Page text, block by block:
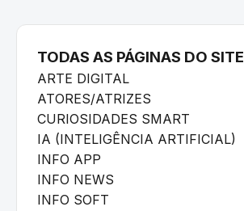
TODAS AS PÁGINAS DO SITE
ARTE DIGITAL
ATORES/ATRIZES
CURIOSIDADES SMART
IA (INTELIGÊNCIA ARTIFICIAL)
INFO APP
INFO NEWS
INFO SOFT